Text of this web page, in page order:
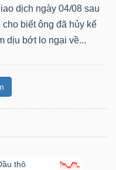
dịch ngày 04/08 sau
biết ông đã hủy kế
dịu bớt lo ngại về...
thô